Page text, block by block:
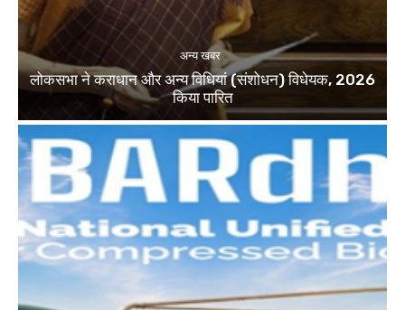
अन्य खबर
लोकसभा ने कराधान और अन्य विधियां (संशोधन) विधेयक, 2026
किया पारित